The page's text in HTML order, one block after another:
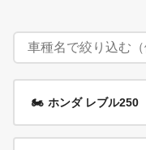
🏍️ ホンダ レブル250